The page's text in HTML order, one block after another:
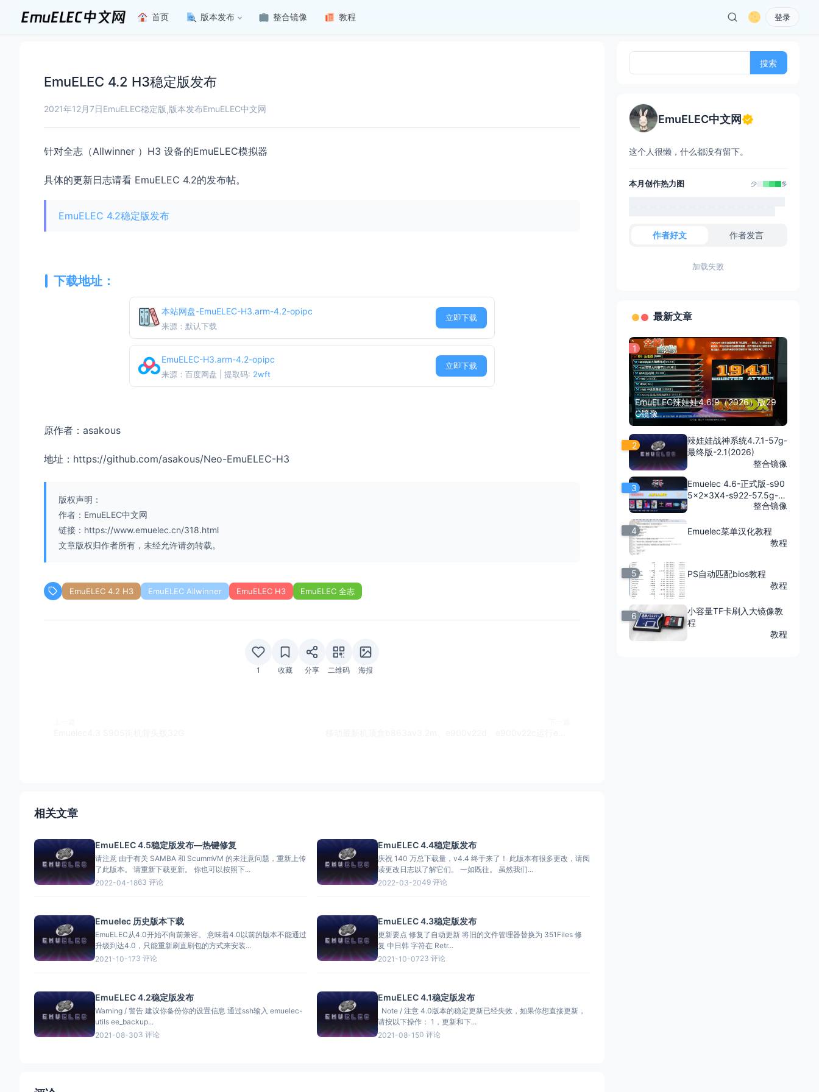
首页 版本发布 整合镜像 教程 登录
EmuELEC 4.2 H3稳定版发布
2021年12月7日EmuELEC稳定版,版本发布EmuELEC中文网
针对全志（Allwinner ）H3 设备的EmuELEC模拟器
具体的更新日志请看 EmuELEC 4.2的发布帖。
EmuELEC 4.2稳定版发布
下载地址：
本站网盘-EmuELEC-H3.arm-4.2-opipc
来源：默认下载
立即下载
EmuELEC-H3.arm-4.2-opipc
来源：百度网盘 | 提取码: 2wft
立即下载
原作者：asakous
地址：https://github.com/asakous/Neo-EmuELEC-H3
版权声明：
作者：EmuELEC中文网
链接：https://www.emuelec.cn/318.html
文章版权归作者所有，未经允许请勿转载。
EmuELEC 4.2 H3 EmuELEC Allwinner EmuELEC H3 EmuELEC 全志
1 收藏 分享 二维码 海报
相关文章
EmuELEC 4.5稳定版发布—热键修复
请注意 由于有关 SAMBA 和 ScummVM 的未注意问题，重新上传
了此版本。 请重新下载更新。 你也可以按照下...
2022-04-1863 评论
EmuELEC 4.4稳定版发布
庆祝 140 万总下载量，v4.4 终于来了！ 此版本有很多更改，请阅
读更改日志以了解它们。 一如既往。 虽然我们...
2022-03-2049 评论
Emuelec 历史版本下载
EmuELEC从4.0开始不向前兼容。 意味着4.0以前的版本不能通过
升级到达4.0，只能重新刷直刷包的方式来安装...
2021-10-173 评论
EmuELEC 4.3稳定版发布
更新要点 修复了自动更新 将旧的文件管理器替换为 351Files 修
复 中日韩 字符在 Retr...
2021-10-0723 评论
EmuELEC 4.2稳定版发布
Warning / 警告 建议你备份你的设置信息 通过ssh输入 emuelec-
utils ee_backup...
2021-08-303 评论
EmuELEC 4.1稳定版发布
Note / 注意 4.0版本的稳定更新已经失效，如果你想直接更新，
请按以下操作： 1，更新和下...
2021-08-150 评论
EmuELEC中文网
这个人很懒，什么都没有留下。
本月创作热力图 少 多
作者好文 作者发言
加载失败
最新文章
1
EmuELEC辣娃娃4.6.9（2026）版29
G镜像
2
辣娃娃战神系统4.7.1-57g-
最终版-2.1(2026)
整合镜像
3
Emuelec 4.6-正式版-s90
5x2x3X4-s922-57.5g-4
整合镜像
4
Emuelec菜单汉化教程
教程
5
PS自动匹配bios教程
教程
6
小容量TF卡刷入大镜像教
程
教程